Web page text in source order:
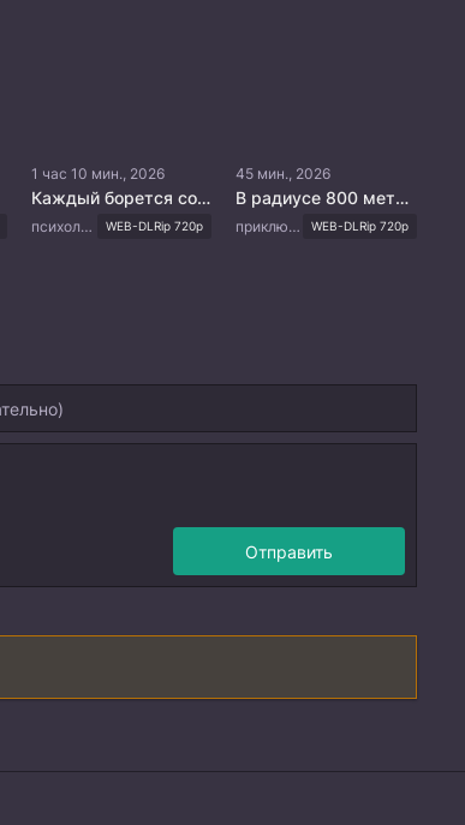
1 час 10 мин., 2026
Каждый борется со своей собственной никчемностью
психология, повседневность, драма WEB-DLRip 720p
45 мин., 2026
В радиусе 800 метров
приключения, триллер, криминал WEB-DLRip 720p
Отправить